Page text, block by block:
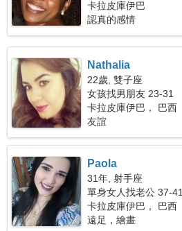
卡拉皮庫伊巴
認真的感情
Nathalia
22歲, 雙子座
女孩找男朋友 23-31
卡拉皮庫伊巴， 巴西
友誼
Paola
31年, 射手座
單身女人找老公 37-41
卡拉皮庫伊巴， 巴西
遠足，繪畫